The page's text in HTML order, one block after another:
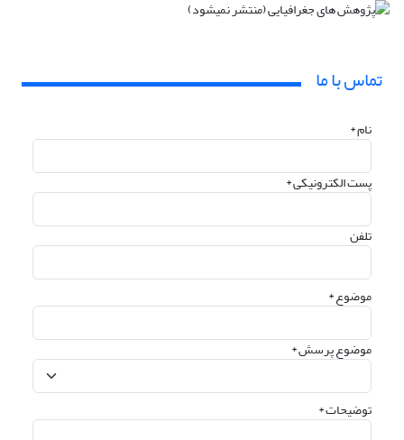
تماس با ما
نام *
پست الکترونیکی *
تلفن
موضوع *
موضوع پرسش *
توضیحات *